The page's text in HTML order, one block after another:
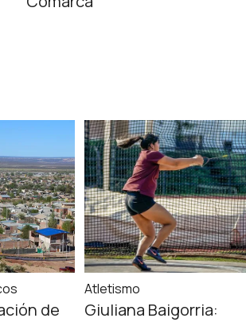
de
Atletismo
Giuliana Baigorria: